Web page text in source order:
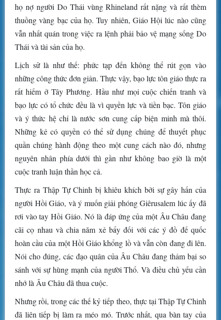
họ nợ người Do Thái vùng Rhineland rất nặng và rất thèm
thuồng vàng bạc của họ. Tuy nhiên, Giáo Hội lúc nào cũng
vẫn nhất quán trong việc ra lệnh phải bảo vệ mạng sống Do
Thái và tài sản của họ.
Lịch sử là như thế: phức tạp đến không thể rút gọn vào
những công thức đơn giản. Thực vậy, bạo lực tôn giáo thực ra
rất hiếm ở Tây Phương. Hầu như mọi cuộc chiến tranh và
bạo lực có tổ chức đều là vì quyền lực và tiền bạc. Tôn giáo
và ý thức hệ chỉ là nước sơn cung cấp biện minh mà thôi.
Những kẻ có quyền có thể sử dụng chúng để thuyết phục
quần chúng hành động theo một cung cách nào đó, nhưng
nguyên nhân phía dưới thì gần như không bao giờ là một
cuộc tranh luận thần học cả.
Thực ra Thập Tự Chinh bị khiêu khích bởi sự gây hấn của
người Hồi Giáo, và ý muốn giải phóng Giêrusalem lúc ấy đã
rơi vào tay Hồi Giáo. Nó là đáp ứng của một Âu Châu đang
cãi cọ nhau và chia năm xẻ bẩy đối với các ý đồ đế quốc
hoàn cầu của một Hồi Giáo khổng lồ và vẫn còn đang đi lên.
Nói cho đúng, các đạo quân của Âu Châu đang thảm bại so
sánh với sự hùng mạnh của người Thổ. Và điều chủ yếu cần
nhớ là Âu Châu đã thua cuộc.
Nhưng rồi, trong các thế kỷ tiếp theo, thực tại Thập Tự Chinh
đã liên tiếp bị làm ra méo mó. Trước nhất, qua bàn tay của